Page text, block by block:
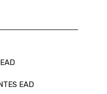
EAD